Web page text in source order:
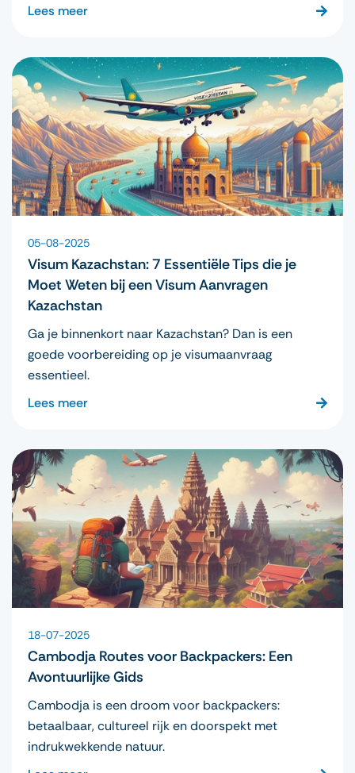
Lees meer
05-08-2025
Visum Kazachstan: 7 Essentiële Tips die je
Moet Weten bij een Visum Aanvragen
Kazachstan
Ga je binnenkort naar Kazachstan? Dan is een
goede voorbereiding op je visumaanvraag
essentieel.
Lees meer
18-07-2025
Cambodja Routes voor Backpackers: Een
Avontuurlijke Gids
Cambodja is een droom voor backpackers:
betaalbaar, cultureel rijk en doorspekt met
indrukwekkende natuur.